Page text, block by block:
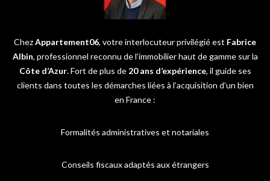
ChezAppartement06, votre interlocuteur privilégié est Fabrice
Albin, professionnel reconnu de l’immobilier haut de gamme sur la
Côte d’Azur. Fort de plus de 20 ans d’expérience, il guide ses
clients dans toutes les démarches liées à l’acquisition d’un bien
en France :
Formalités administratives et notariales
Conseils fiscaux adaptés aux étrangers